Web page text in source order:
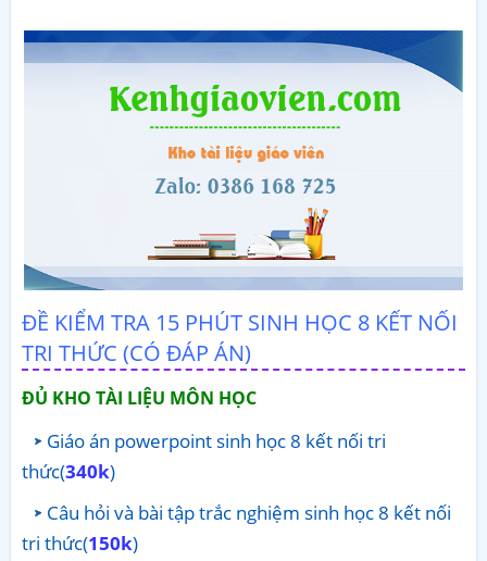
ĐỀ KIỂM TRA 15 PHÚT SINH HỌC 8 KẾT NỐI
TRI THỨC (CÓ ĐÁP ÁN)
ĐỦ KHO TÀI LIỆU MÔN HỌC
Giáo án powerpoint sinh học 8 kết nối tri
thức(340k)
Câu hỏi và bài tập trắc nghiệm sinh học 8 kết nối
tri thức(150k)